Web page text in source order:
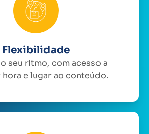
Flexibilidade
seu ritmo, com acesso a
e lugar ao conteúdo.